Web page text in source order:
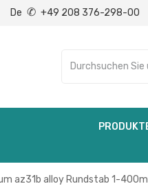
De ✆ +49 208 376-298-00
az31b alloy Rundstab 1-